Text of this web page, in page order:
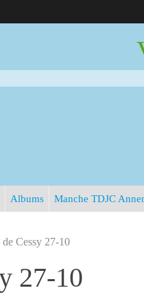
Albums Manche TDJC
Cessy 27-10
27-10